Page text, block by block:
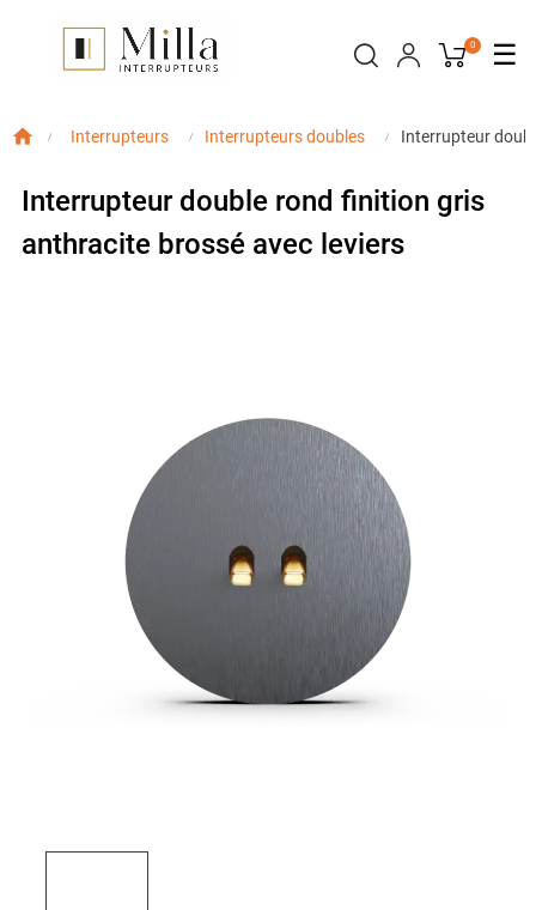
☰
0
Interrupteurs Interrupteurs doubles Interrupteur
Interrupteur double rond finition gris
anthracite brossé avec leviers